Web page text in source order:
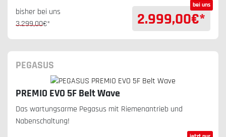
bisher bei uns
3.299,00€*
bei uns
2.999,00€*
PEGASUS
PREMIO EVO 5F Belt Wave
Das wartungsarme Pegasus mit Riemenantrieb und
Nabenschaltung!